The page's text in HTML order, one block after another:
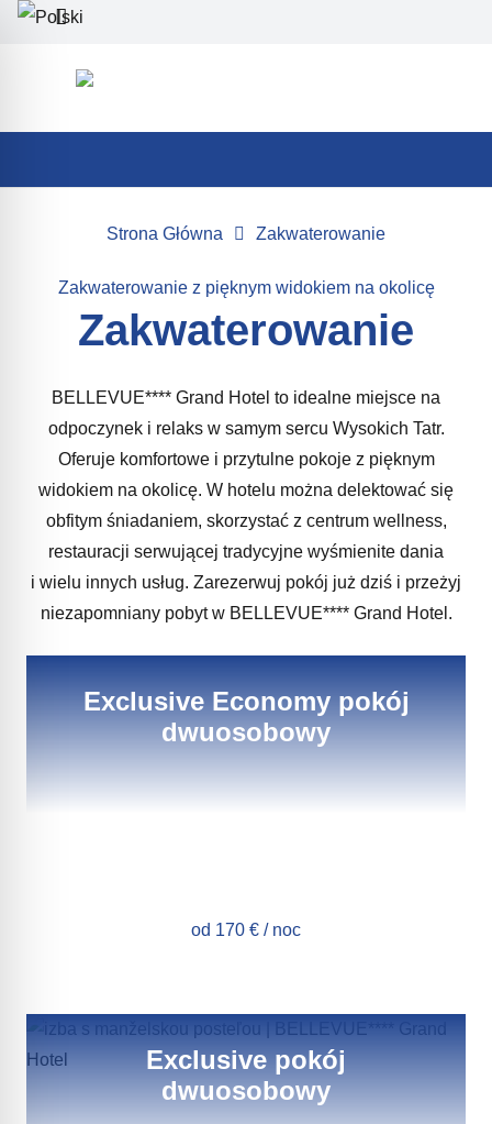
Strona Główna Zakwaterowanie
Zakwaterowanie z pięknym widokiem na okolicę
Zakwaterowanie
BELLEVUE**** Grand Hotel to idealne miejsce na
odpoczynek i relaks w samym sercu Wysokich Tatr.
Oferuje komfortowe i przytulne pokoje z pięknym
widokiem na okolicę. W hotelu można delektować się
obfitym śniadaniem, skorzystać z centrum wellness,
restauracji serwującej tradycyjne wyśmienite dania
i wielu innych usług. Zarezerwuj pokój już dziś i przeżyj
niezapomniany pobyt w BELLEVUE**** Grand Hotel.
Exclusive Economy pokój
dwuosobowy
od 170 € / noc
Exclusive pokój
dwuosobowy